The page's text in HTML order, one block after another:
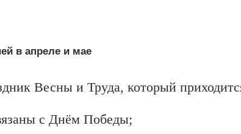
в апреле и мае
Весны и Труда, который
с Днём Победы;